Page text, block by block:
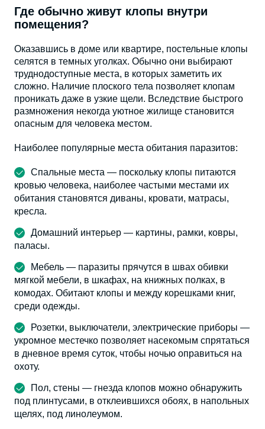
Где обычно живут клопы внутри
помещения?
Оказавшись в доме или квартире, постельные клопы
селятся в темных уголках. Обычно они выбирают
труднодоступные места, в которых заметить их
сложно. Наличие плоского тела позволяет клопам
проникать даже в узкие щели. Вследствие быстрого
размножения некогда уютное жилище становится
опасным для человека местом.
Наиболее популярные места обитания паразитов:
Спальные места — поскольку клопы питаются
кровью человека, наиболее частыми местами их
обитания становятся диваны, кровати, матрасы,
кресла.
Домашний интерьер — картины, рамки, ковры,
паласы.
Мебель — паразиты прячутся в швах обивки
мягкой мебели, в шкафах, на книжных полках, в
комодах. Обитают клопы и между корешками книг,
среди одежды.
Розетки, выключатели, электрические приборы —
укромное местечко позволяет насекомым спрятаться
в дневное время суток, чтобы ночью оправиться на
охоту.
Пол, стены — гнезда клопов можно обнаружить
под плинтусами, в отклеившихся обоях, в напольных
щелях, под линолеумом.